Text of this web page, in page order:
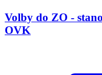
Volby do ZO -
OVK